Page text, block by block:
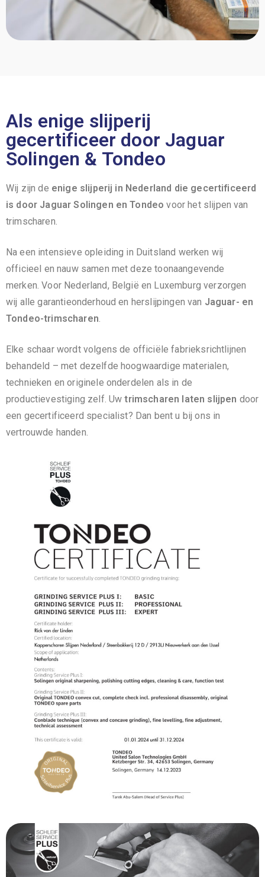
Als enige slijperij
gecertificeer door Jaguar
Solingen & Tondeo​
Wij zijn de enige slijperij in Nederland die gecertificeerd
is door Jaguar Solingen en Tondeo voor het slijpen van
trimscharen.
Na een intensieve opleiding in Duitsland werken wij
officieel en nauw samen met deze toonaangevende
merken. Voor Nederland, België en Luxemburg verzorgen
wij alle garantieonderhoud en herslijpingen van Jaguar- en
Tondeo-trimscharen
Elke schaar wordt volgens de officiële fabrieksrichtlijnen
behandeld – met dezelfde hoogwaardige materialen,
technieken en originele onderdelen als in de
productievestiging zelf. Uwtrimscharen laten slijpen door
een gecertificeerd specialist? Dan bent u bij ons in
vertrouwde handen.